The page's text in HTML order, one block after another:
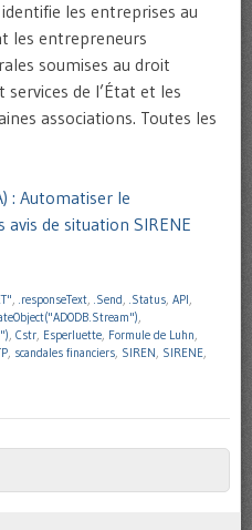
les entreprises au
les entrepreneurs
soumises au droit
de l’État et les
associations. Toutes les
: Automatiser le
de situation SIRENE
, .responseText, .Send, .Status, API,
,
, Cstr, Esperluette, Formule de Luhn,
, scandales financiers, SIREN, SIRENE,